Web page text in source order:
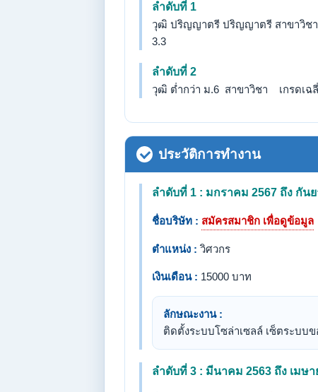
ลำดับที่ 1
วุฒิ ปริญญาตรี ปริญญาตรี สาขาวิชา
3.3
ลำดับที่ 2
วุฒิ ต่ำกว่า ม.6 สาขาวิชา เกรดเฉ
ประวัติการทำงาน
ลำดับที่ 1 : มกราคม 2567 ถึง กัน
ชื่อบริษัท : สมัครสมาชิก เพื่อดูข้อมูล
ตำแหน่ง : วิศวกร
เงินเดือน : 15000 บาท
ลักษณะงาน :
ติดตั้งระบบโซล่าเซลล์ เซ็ตระบบข
ลำดับที่ 3 : มีนาคม 2563 ถึง เมษา